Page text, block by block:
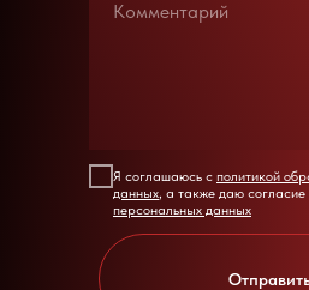
Я соглашаюсь с политикой
данных, а также даю согласие
персональных данных